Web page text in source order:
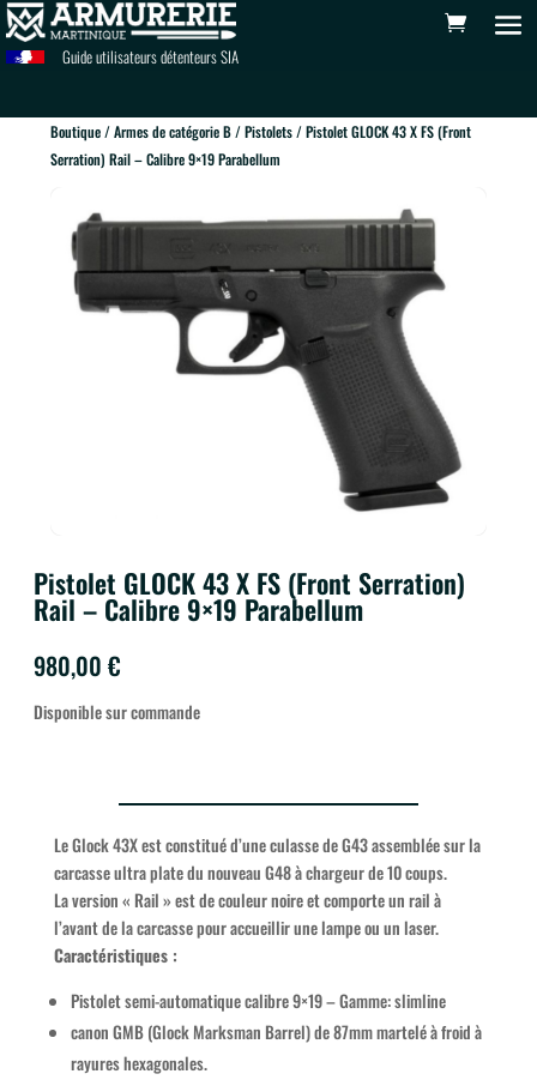
Guide utilisateurs détenteurs SIA
Boutique/Armes de catégorie B/Pistolets/ Pistolet GLOCK 43 X FS (Front
Serration) Rail – Calibre 9×19 Parabellum
Pistolet GLOCK 43 X FS (Front Serration)
Rail – Calibre 9×19 Parabellum
980,00 €
Disponible sur commande
Le Glock 43X est constitué d’une culasse de G43 assemblée sur la
carcasse ultra plate du nouveau G48 à chargeur de 10 coups.
La version « Rail » est de couleur noire et comporte un rail à
l’avant de la carcasse pour accueillir une lampe ou un laser.
Caractéristiques :
Pistolet semi-automatique calibre 9×19 – Gamme: slimline
canon GMB (Glock Marksman Barrel) de 87mm martelé à froid à
rayures hexagonales.